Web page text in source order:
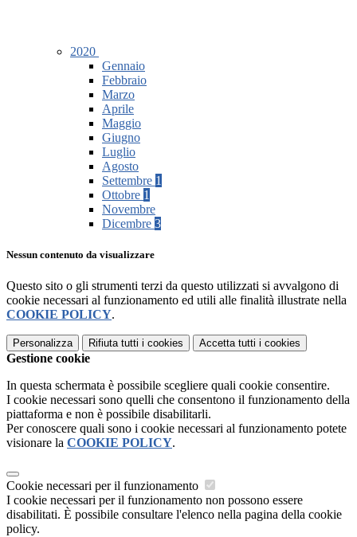
2020
Gennaio
Febbraio
Marzo
Aprile
Maggio
Giugno
Luglio
Agosto
Settembre 1
Ottobre 1
Novembre
Dicembre 3
Nessun contenuto da visualizzare
Questo sito o gli strumenti terzi da questo utilizzati si avvalgono di
cookie necessari al funzionamento ed utili alle finalità illustrate nella
COOKIE POLICY.
Personalizza Rifiuta tutti i cookies Accetta tutti i cookies
Gestione cookie
In questa schermata è possibile scegliere quali cookie consentire.
I cookie necessari sono quelli che consentono il funzionamento della
piattaforma e non è possibile disabilitarli.
Per conoscere quali sono i cookie necessari al funzionamento potete
visionare la COOKIE POLICY.
Cookie necessari per il funzionamento
I cookie necessari per il funzionamento non possono essere
disabilitati. È possibile consultare l'elenco nella pagina della cookie
policy.